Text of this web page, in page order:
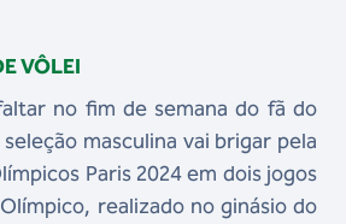
VÔLEI
no fim de semana do fã do
masculina vai brigar pela
Paris 2024 em dois jogos
realizado no ginásio do